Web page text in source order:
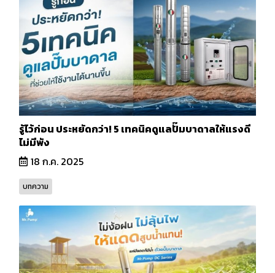
รู้ไว้ก่อน ประหยัดกว่า! 5 เทคนิคดูแลปั๊มบาดาลให้แรงดี
ไม่มีพัง
18 ก.ค. 2025
บทความ